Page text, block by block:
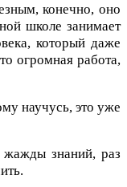
конечно, оно
школе занимает
который даже
огромная работа,
научусь, это уже
знаний, раз